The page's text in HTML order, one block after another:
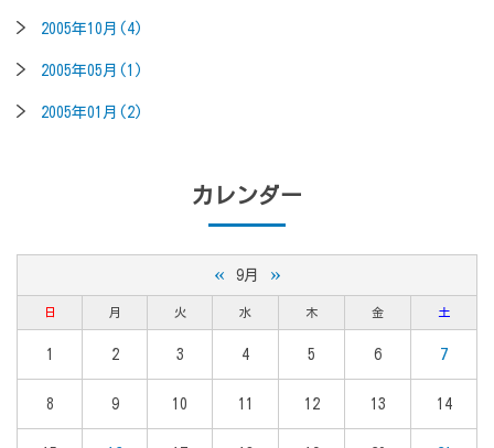
2005年10月(4)
2005年05月(1)
2005年01月(2)
カレンダー
« 9月 »
日 月 火 水 木 金 土
1 2 3 4 5 6 7
8 9 10 11 12 13 14